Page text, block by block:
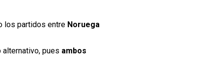
los partidos entre Noruega
pues ambos